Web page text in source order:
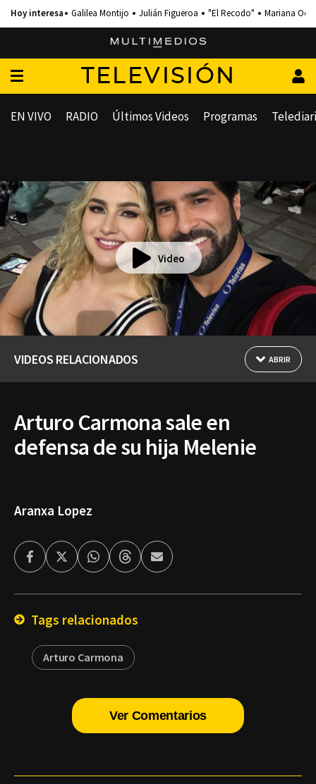
Galilea Montijo Julián Figueroa "El Recodo" Mariana
TELEVISIÓN
EN VIVO RADIO Últimos Videos Programas
Video
VIDEOS RELACIONADOS ABRIR
Arturo Carmona sale en
defensa de su hija Melenie
Aranxa Lopez
FacebookTwitterWhatsappThreadsEnviar
por
Tags relacionados
Arturo Carmona
Ver Comentarios